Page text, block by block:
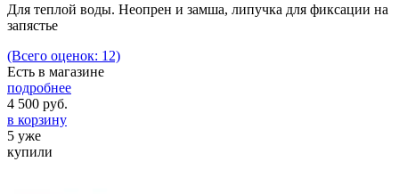
Для теплой воды. Неопрен и замша, липучка для фиксации на
запястье
(Всего оценок: 12)
Есть в магазине
подробнее
4 500 руб.
в корзину
5 уже
купили